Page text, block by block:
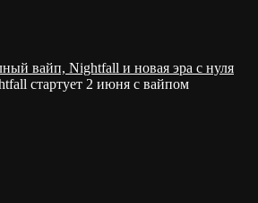
вайп, Nightfall и новая эра с нуля
стартует 2 июня с вайпом